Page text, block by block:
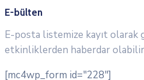
E-bülten
E-posta listemize kayıt olarak
etkinliklerden haberdar
[mc4wp_form id="228"]